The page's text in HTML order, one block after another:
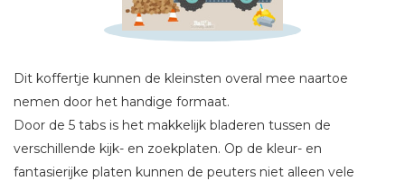
Dit koffertje kunnen de kleinsten overal mee naartoe
nemen door het handige formaat.
Door de 5 tabs is het makkelijk bladeren tussen de
verschillende kijk- en zoekplaten. Op de kleur- en
fantasierijke platen kunnen de peuters niet alleen vele
Bericht *